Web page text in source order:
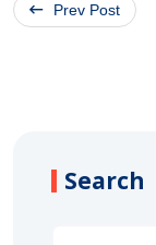
Prev Post
Search